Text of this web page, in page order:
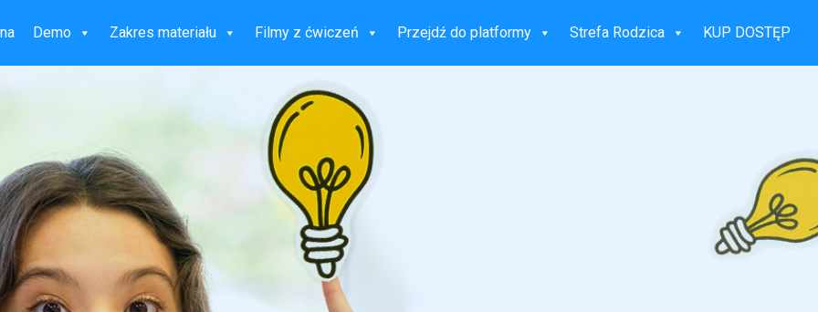
Demo Zakres materiału Filmy z ćwiczeń Przejdź do platformy Strefa Rodzica KUP DOSTĘP